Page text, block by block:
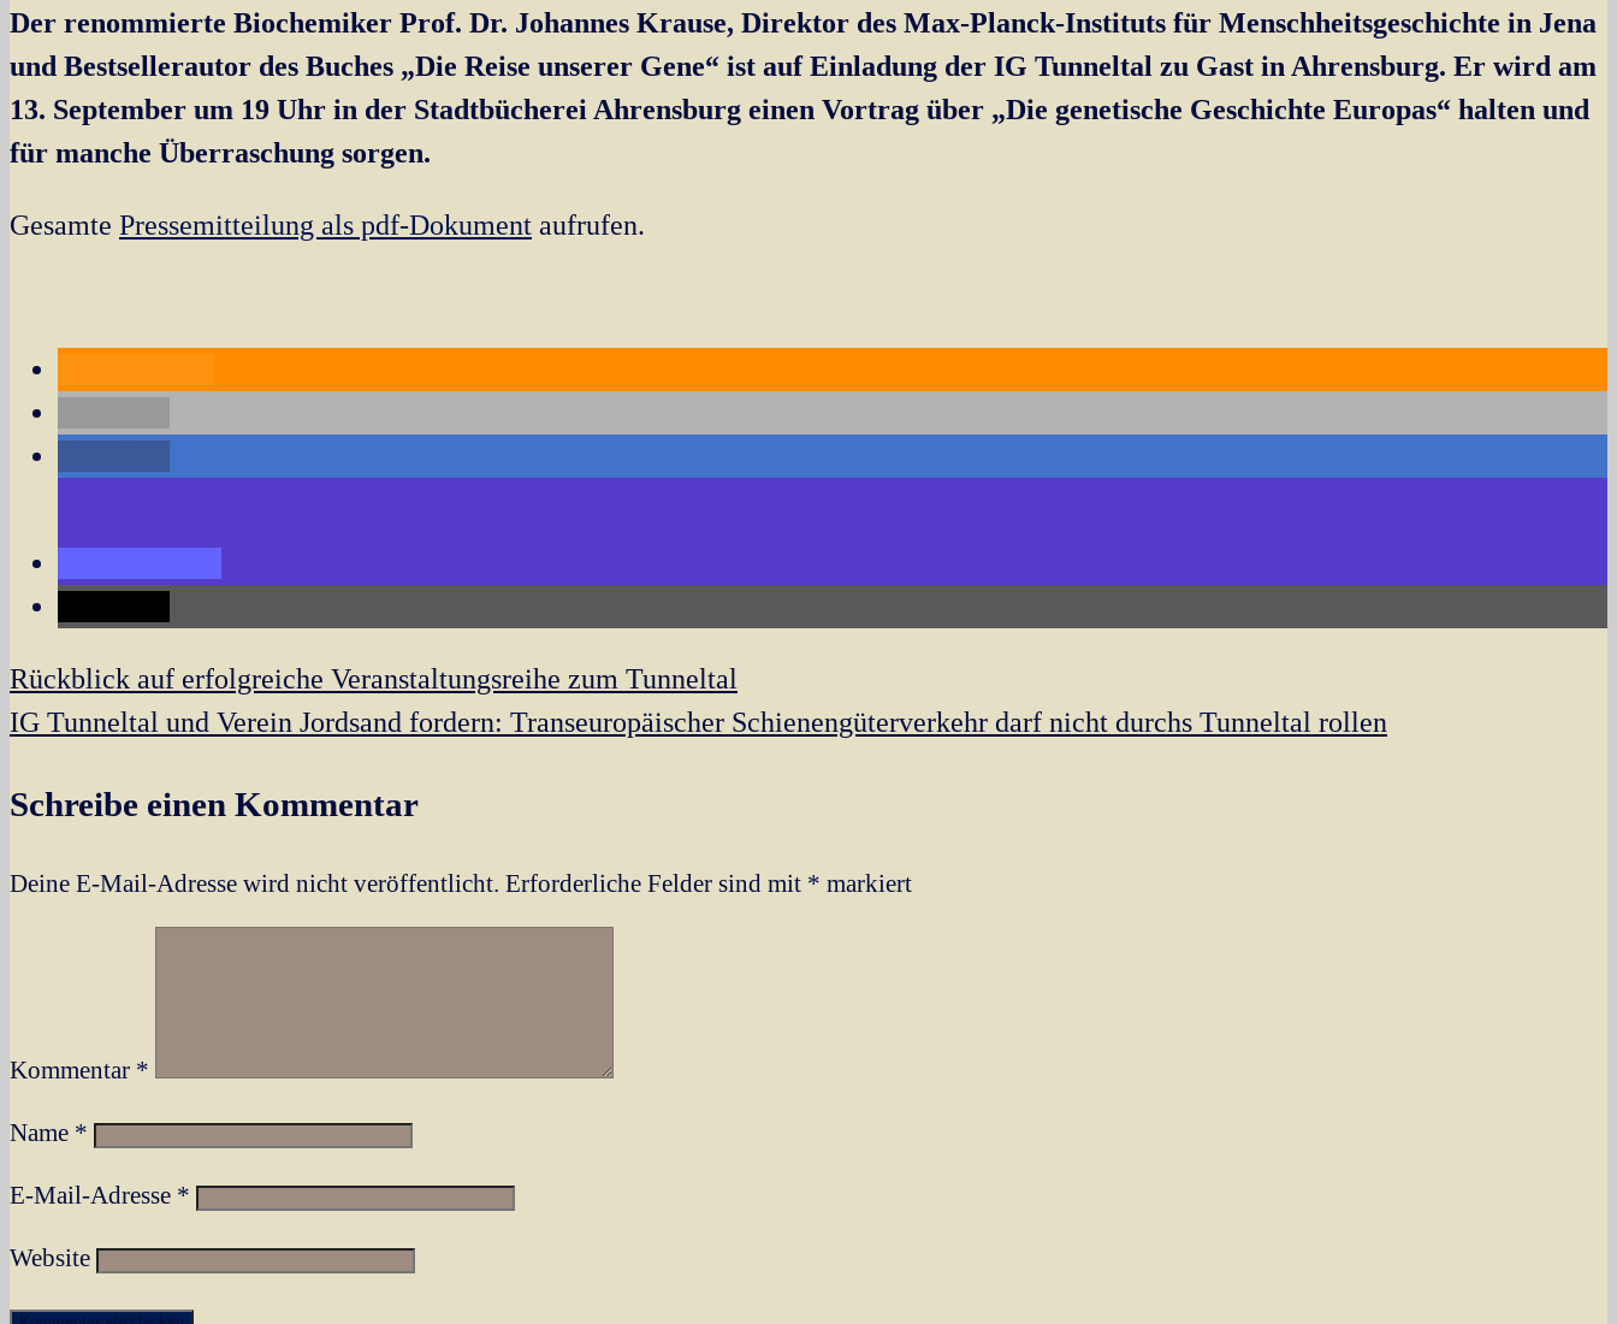
Der renommierte Biochemiker Prof. Dr. Johannes Krause, Direktor des Max-Planck-Instituts für Menschheitsgeschichte in Jena
und Bestsellerautor des Buches „Die Reise unserer Gene“ ist auf Einladung der IG Tunneltal zu Gast in Ahrensburg. Er wird am
13. September um 19 Uhr in der Stadtbücherei Ahrensburg einen Vortrag über „Die genetische Geschichte Europas“ halten und
für manche Überraschung sorgen.
Gesamte Pressemitteilung als pdf-Dokument aufrufen.
Navigation
innerhalb
Beitrags
Rückblick auf erfolgreiche Veranstaltungsreihe zum Tunneltal
IG Tunneltal und Verein Jordsand fordern: Transeuropäischer Schienengüterverkehr darf nicht durchs Tunneltal rollen
Schreibe einen Kommentar
Deine E-Mail-Adresse wird nicht veröffentlicht. Erforderliche Felder sind mit * markiert
Kommentar *
Name *
E-Mail-Adresse *
Website